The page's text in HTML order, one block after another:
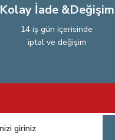
Kolay İade &Değişim
14 iş gün içerisinde
iptal ve değişim